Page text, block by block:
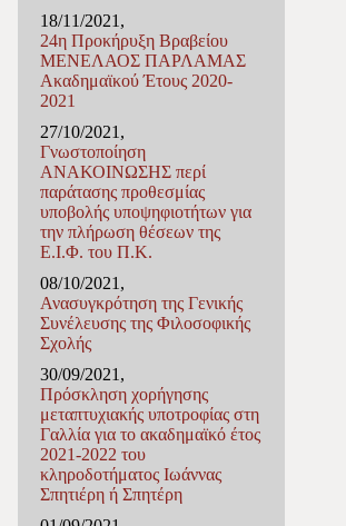
18/11/2021,
24η Προκήρυξη Βραβείου
ΜΕΝΕΛΑΟΣ ΠΑΡΛΑΜΑΣ
Ακαδημαϊκού Έτους 2020-
2021
27/10/2021,
Γνωστοποίηση
ΑΝΑΚΟΙΝΩΣΗΣ περί
παράτασης προθεσμίας
υποβολής υποψηφιοτήτων για
την πλήρωση θέσεων της
Ε.Ι.Φ. του Π.K.
08/10/2021,
Ανασυγκρότηση της Γενικής
Συνέλευσης της Φιλοσοφικής
Σχολής
30/09/2021,
Πρόσκληση χορήγησης
μεταπτυχιακής υποτροφίας στη
Γαλλία για το ακαδημαϊκό έτος
2021-2022 του
κληροδοτήματος Ιωάννας
Σπητιέρη ή Σπητέρη